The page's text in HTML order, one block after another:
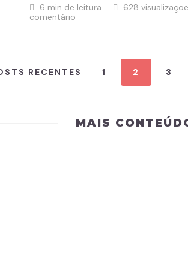
6 min de leitura 628
comentário
RECENTES 1 2 3
MAIS